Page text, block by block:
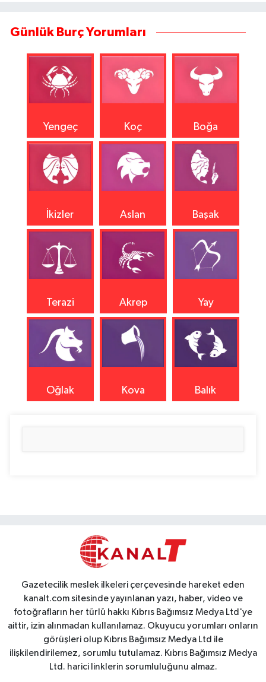
Günlük Burç Yorumları
Yengeç Koç Boğa
İkizler Aslan Başak
Terazi Akrep Yay
Oğlak Kova Balık
Gazetecilik meslek ilkeleri çerçevesinde hareket eden
kanalt.com sitesinde yayınlanan yazı, haber, video ve
fotoğrafların her türlü hakkı Kıbrıs Bağımsız Medya Ltd'ye
aittir, izin alınmadan kullanılamaz. Okuyucu yorumları onların
görüşleri olup Kıbrıs Bağımsız Medya Ltd ile
ilişkilendirilemez, sorumlu tutulamaz. Kıbrıs Bağımsız Medya
Ltd. harici linklerin sorumluluğunu almaz.